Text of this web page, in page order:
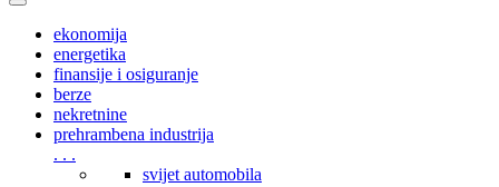
Toggle
navigationekonomija
energetika
finansije i osiguranje
berze
nekretnine
prehrambena industrija
. . .
svijet automobila